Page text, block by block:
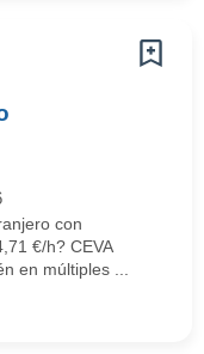
con
€/h? CEVA
en múltiples ...